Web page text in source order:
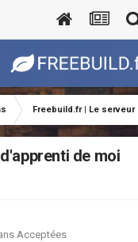
Freebuild.fr | Le serveur
de moi
Acceptées